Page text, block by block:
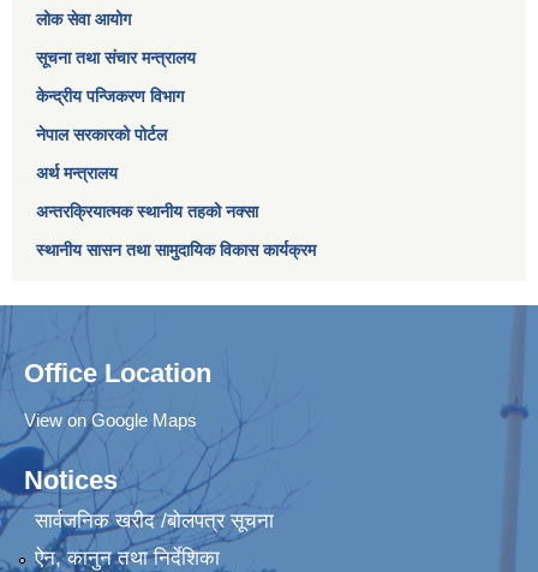
लोक सेवा आयोग
सूचना तथा संचार मन्त्रालय
केन्द्रीय पन्जिकरण विभाग
नेपाल सरकारको पोर्टल
अर्थ मन्त्रालय
अन्तरक्रियात्मक स्थानीय तहको नक्सा
स्थानीय सासन तथा सामुदायिक विकास कार्यक्रम
Office Location
View on Google Maps
Notices
सार्वजनिक खरीद /बोलपत्र सूचना
ऐन, कानुन तथा निर्देशिका